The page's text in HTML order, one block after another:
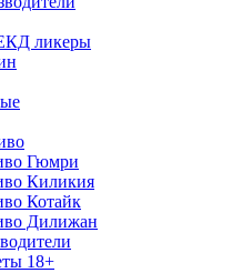
ликеры
Гюмри
Киликия
Котайк
Дилижан
18+